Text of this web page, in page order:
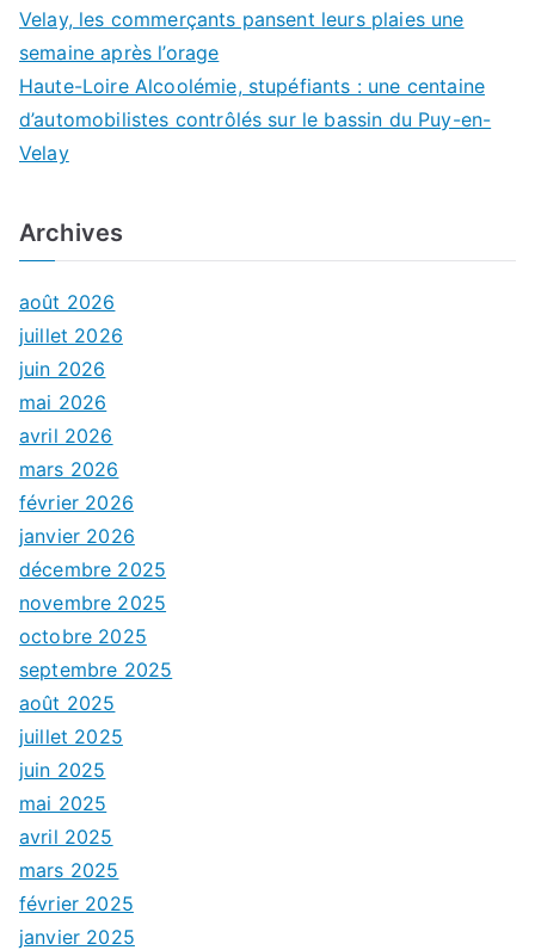
Velay, les commerçants pansent leurs plaies une
semaine après l’orage
Haute-Loire Alcoolémie, stupéfiants : une centaine
d’automobilistes contrôlés sur le bassin du Puy-en-
Velay
Archives
août 2026
juillet 2026
juin 2026
mai 2026
avril 2026
mars 2026
février 2026
janvier 2026
décembre 2025
novembre 2025
octobre 2025
septembre 2025
août 2025
juillet 2025
juin 2025
mai 2025
avril 2025
mars 2025
février 2025
janvier 2025